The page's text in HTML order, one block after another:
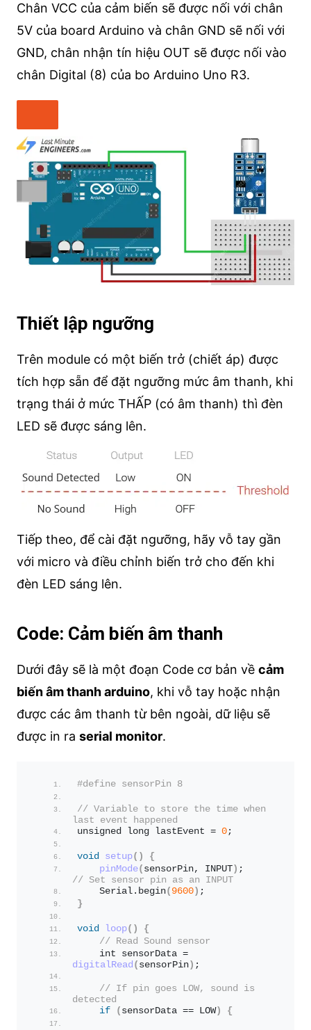
Chân VCC của cảm biến sẽ được nối với chân
5V của board Arduino và chân GND sẽ nối với
GND, chân nhận tín hiệu OUT sẽ được nối vào
chân Digital (8) của bo Arduino Uno R3.
Thiết lập ngưỡng
Trên module có một biến trở (chiết áp) được
tích hợp sẵn để đặt ngưỡng mức âm thanh, khi
trạng thái ở mức THẤP (có âm thanh) thì đèn
LED sẽ được sáng lên.
Tiếp theo, để cài đặt ngưỡng, hãy vỗ tay gần
với micro và điều chỉnh biến trở cho đến khi
đèn LED sáng lên.
Code: Cảm biến âm thanh
Dưới đây sẽ là một đoạn Code cơ bản về cảm
biến âm thanh arduino, khi vỗ tay hoặc nhận
được các âm thanh từ bên ngoài, dữ liệu sẽ
được in ra serial monitor.
#define sensorPin 8
// Variable to store the time when
last event happened
unsigned long lastEvent = 0;
void setup()
{
pinMode( sensorPin, INPUT)
// Set sensor pin as an INPUT
    Serial.
begin( 9600) ;
}
void loop()
{
// Read Sound sensor
    int sensorData =
digitalRead ( sensorPin) ;
// If pin goes LOW, sound is
detected
if
( sensorData == LOW) {